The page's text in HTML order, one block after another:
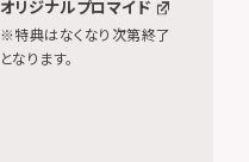
オリジナルプロマイド
※特典はなくなり次第終了
となります。